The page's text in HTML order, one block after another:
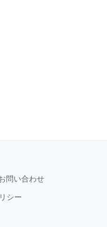
問い合わせ
シー